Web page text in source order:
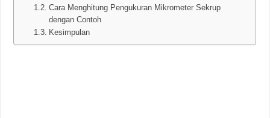
Cara Menghitung Pengukuran Mikrometer Sekrup
dengan Contoh
Kesimpulan